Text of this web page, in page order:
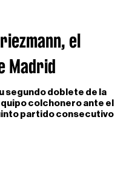
el
Madrid
segundo doblete de la
colchonero ante el
partido consecutivo